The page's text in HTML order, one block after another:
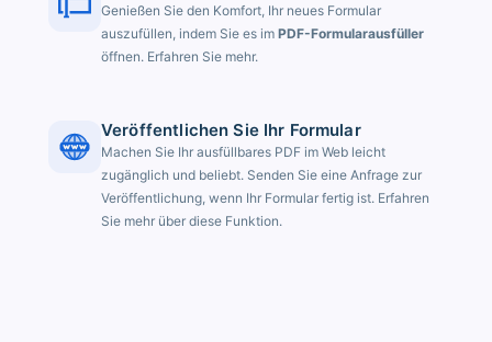
Genießen Sie den Komfort, Ihr neues Formular
auszufüllen, indem Sie es im PDF-Formularausfüller
öffnen. Erfahren Sie mehr.
Veröffentlichen Sie Ihr Formular
Machen Sie Ihr ausfüllbares PDF im Web leicht
zugänglich und beliebt. Senden Sie eine Anfrage zur
Veröffentlichung, wenn Ihr Formular fertig ist. Erfahren
Sie mehr über diese Funktion.